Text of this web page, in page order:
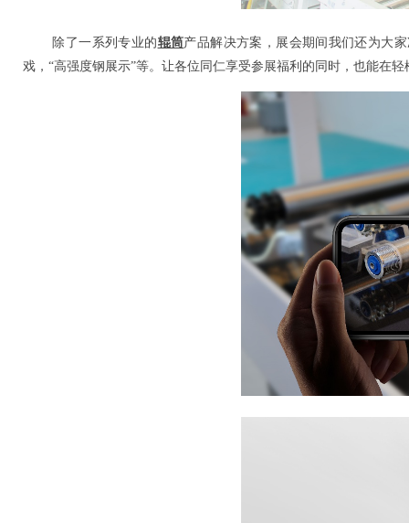
除了一系列专业的辊筒产品解决方案，展会期间我们还为大
戏，“高强度钢展示”等。让各位同仁享受参展福利的同时，也能在